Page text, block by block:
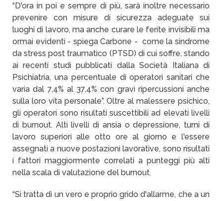
“D'ora in poi e sempre di più, sarà inoltre necessario
prevenire con misure di sicurezza adeguate sui
luoghi di lavoro, ma anche curare le ferite invisibili ma
ormai evidenti - spiega Carbone - come la sindrome
da stress post traumatico (PTSD) di cui soffre, stando
ai recenti studi pubblicati dalla Società Italiana di
Psichiatria, una percentuale di operatori sanitari che
varia dal 7,4% al 37,4% con gravi ripercussioni anche
sulla loro vita personale”. Oltre al malessere psichico,
gli operatori sono risultati suscettibili ad elevati livelli
di burnout. Alti livelli di ansia o depressione, turni di
lavoro superiori alle otto ore al giorno e l'essere
assegnati a nuove postazioni lavorative, sono risultati
i fattori maggiormente correlati a punteggi più alti
nella scala di valutazione del burnout.
“Si tratta di un vero e proprio grido d'allarme, che a un